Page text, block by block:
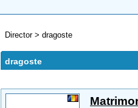
Director> dragoste
dragoste